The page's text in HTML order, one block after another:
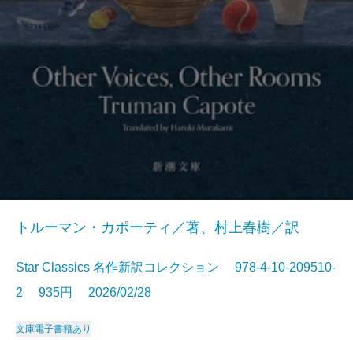
トルーマン・カポーティ／著、村上春樹／訳
Star Classics 名作新訳コレクション 978-4-10-209510-
2 935円 2026/02/28
文庫電子書籍あり